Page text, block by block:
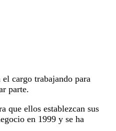
cargo trabajando para
parte.
que ellos establezcan sus
en 1999 y se ha